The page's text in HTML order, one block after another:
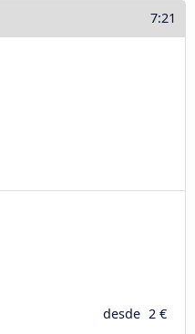
7:21
desde 2 €